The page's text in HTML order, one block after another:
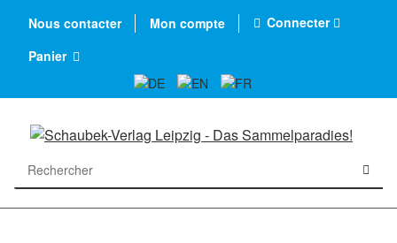
Nous contacter Mon compte
Connecter
Panier